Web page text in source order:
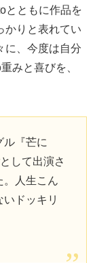
とともに作品を
かりと表れてい
に、今度は自分
みと喜びを、
ル『芒に
して出演さ
。人生こん
ドッキリ